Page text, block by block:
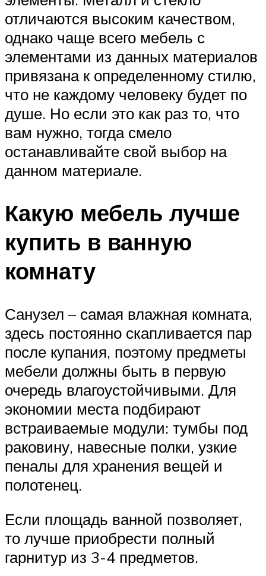
отличаются высоким качеством,
однако чаще всего мебель с
элементами из данных материалов
привязана к определенному стилю,
что не каждому человеку будет по
душе. Но если это как раз то, что
вам нужно, тогда смело
останавливайте свой выбор на
данном материале.
Какую мебель лучше
купить в ванную
комнату
Санузел – самая влажная комната,
здесь постоянно скапливается пар
после купания, поэтому предметы
мебели должны быть в первую
очередь влагоустойчивыми. Для
экономии места подбирают
встраиваемые модули: тумбы под
раковину, навесные полки, узкие
пеналы для хранения вещей и
полотенец.
Если площадь ванной позволяет,
то лучше приобрести полный
гарнитур из 3-4 предметов.